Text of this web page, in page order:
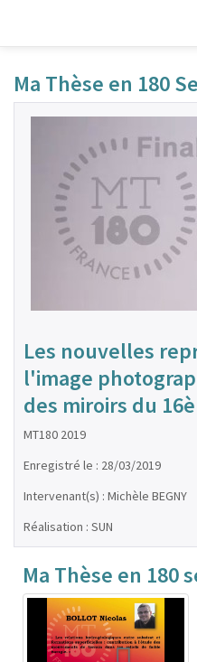
Ma Thèse en 180
Les nouvelles
l'image
des miroirs du
MT180 2019
Enregistré le : 28/03/2019
Intervenant(s) : Michèle BEGNY
Réalisation : SUN
Ma Thèse en 180